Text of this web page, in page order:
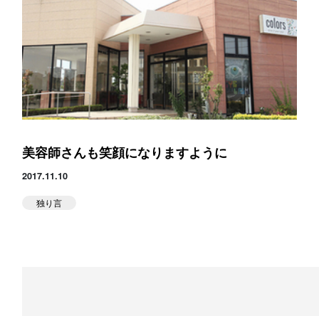
堀江のブログ
NEWS
スタジオ公式
KIDSかけっこ
アクセス
美容師さんも笑顔になりますように
2017.11.10
独り言